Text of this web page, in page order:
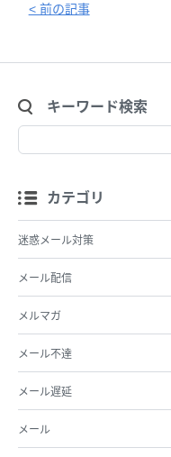
< 前の記事
キーワード検索
カテゴリ
迷惑メール対策
メール配信
メルマガ
メール不達
メール遅延
メール